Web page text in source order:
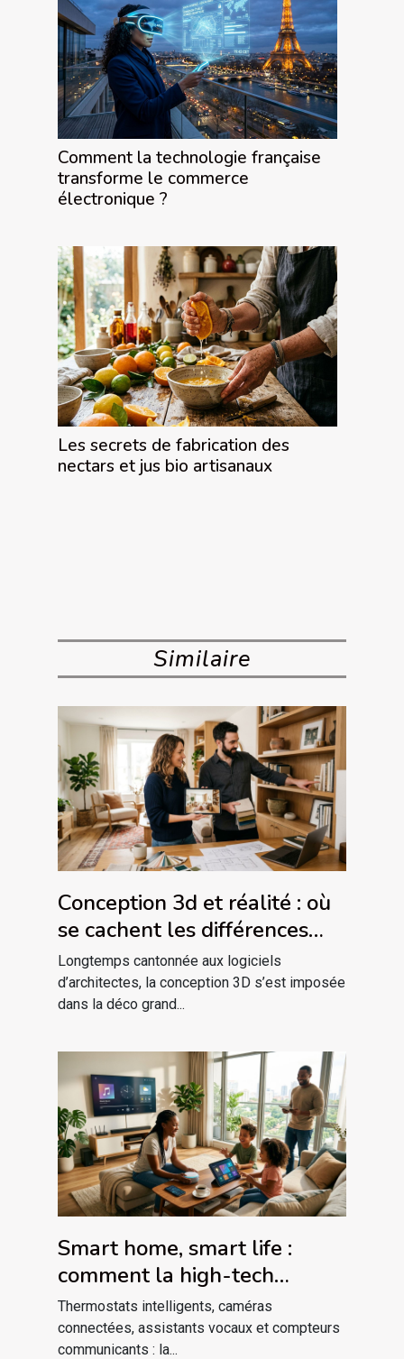
Comment la technologie française
transforme le commerce
électronique ?
Les secrets de fabrication des
nectars et jus bio artisanaux
Similaire
Conception 3d et réalité : où
se cachent les différences
majeures dans un projet déco
?
Longtemps cantonnée aux logiciels
d’architectes, la conception 3D s’est imposée
dans la déco grand...
Smart home, smart life :
comment la high-tech
redessine nos habitudes
domestiques
Thermostats intelligents, caméras
connectées, assistants vocaux et compteurs
communicants : la...